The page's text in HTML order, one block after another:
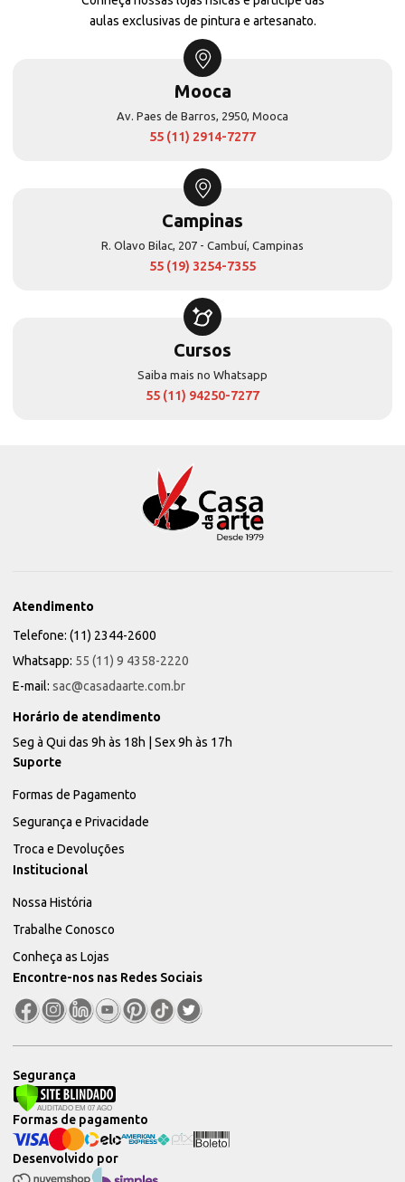
aulas exclusivas de pintura e artesanato.
Mooca
Av. Paes de Barros, 2950, Mooca
55 (11) 2914-7277
Campinas
R. Olavo Bilac, 207 - Cambuí, Campinas
55 (19) 3254-7355
Cursos
Saiba mais no Whatsapp
55 (11) 94250-7277
Atendimento
Telefone: (11) 2344-2600
Whatsapp: 55 (11) 9 4358-2220
E-mail: sac@casadaarte.com.br
Horário de atendimento
Seg à Qui das 9h às 18h | Sex 9h às 17h
Suporte
Formas de Pagamento
Segurança e Privacidade
Troca e Devoluções
Institucional
Nossa História
Trabalhe Conosco
Conheça as Lojas
Encontre-nos nas Redes Sociais
Segurança
Desenvolvido por
Formas de pagamento